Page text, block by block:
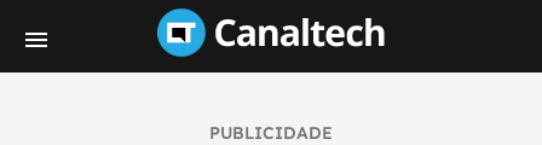
PUBLICIDADE